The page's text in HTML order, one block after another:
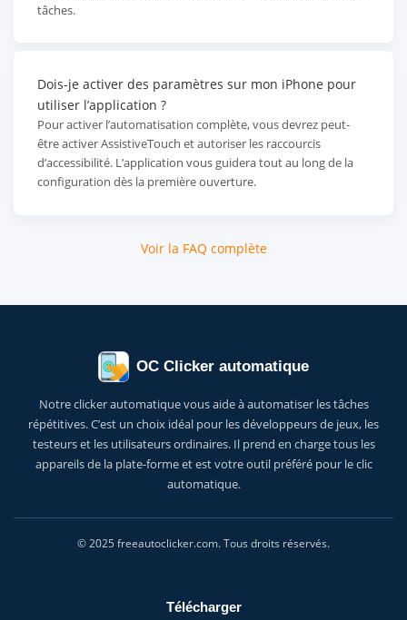
tâches.
Dois-je activer des paramètres sur mon iPhone pour
utiliser l’application ?
Pour activer l’automatisation complète, vous devrez peut-
être activer AssistiveTouch et autoriser les raccourcis
d’accessibilité. L’application vous guidera tout au long de la
configuration dès la première ouverture.
Voir la FAQ complète
OC Clicker automatique
Notre clicker automatique vous aide à automatiser les tâches
répétitives. C’est un choix idéal pour les développeurs de jeux, les
testeurs et les utilisateurs ordinaires. Il prend en charge tous les
appareils de la plate-forme et est votre outil préféré pour le clic
automatique.
© 2025 freeautoclicker.com. Tous droits réservés.
Télécharger